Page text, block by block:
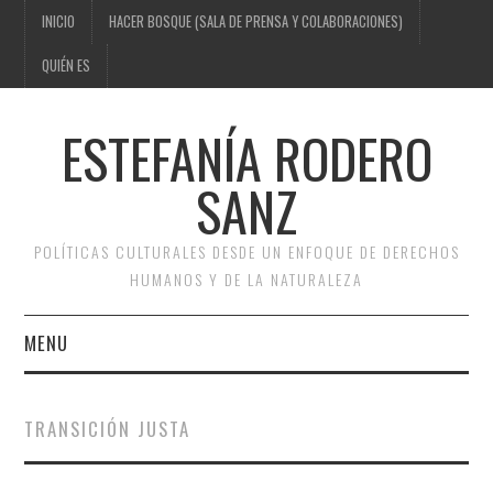
INICIO HACER BOSQUE (SALA DE PRENSA Y COLABORACIONES)
QUIÉN ES
ESTEFANÍA RODERO
SANZ
POLÍTICAS CULTURALES DESDE UN ENFOQUE DE DERECHOS
HUMANOS Y DE LA NATURALEZA
MENU
HACER BOSQUE (SALA DE
TRANSICIÓN JUSTA